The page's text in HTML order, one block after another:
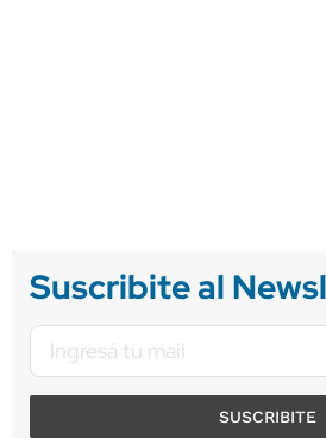
Suscribite al
SUSCRIBITE